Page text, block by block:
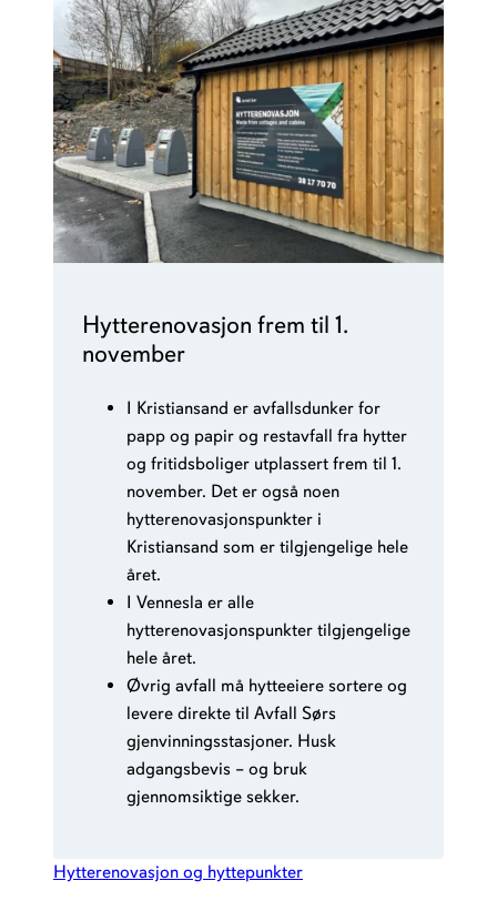
Hytterenovasjon frem til 1.
november
I Kristiansand er avfallsdunker for
papp og papir og restavfall fra hytter
og fritidsboliger utplassert frem til 1.
november. Det er også noen
hytterenovasjonspunkter i
Kristiansand som er tilgjengelige hele
året.
I Vennesla er alle
hytterenovasjonspunkter tilgjengelige
hele året.
Øvrig avfall må hytteeiere sortere og
levere direkte til Avfall Sørs
gjenvinningsstasjoner. Husk
adgangsbevis – og bruk
gjennomsiktige sekker.
Hytterenovasjon og hyttepunkter